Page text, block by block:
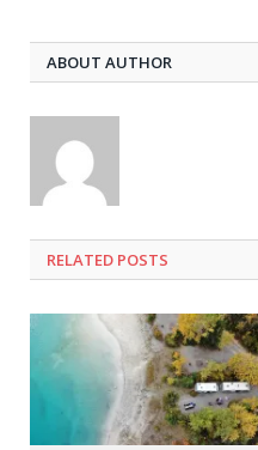
ABOUT AUTHOR
RELATED POSTS